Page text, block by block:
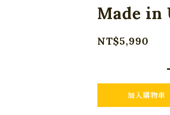
Made in
NT$5,990
加入購物車